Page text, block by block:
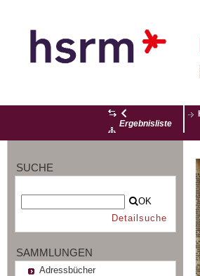
Ergebnisliste
SUCHE
OK
Detailsuche
SAMMLUNGEN
Adressbücher